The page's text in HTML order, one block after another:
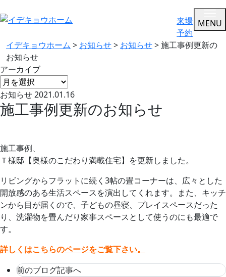
来場
予約
MENU
イデキョウホーム > お知らせ> お知らせ>施工事例更新の
お知らせ
アーカイブ
お知らせ2021.01.16
施工事例更新のお知らせ
施工事例、
Ｔ様邸【奥様のこだわり満載住宅】を更新しました。
リビングからフラットに続く3帖の畳コーナーは、広々とした
開放感のある生活スペースを演出してくれます。また、キッチ
ンから目が届くので、子どもの昼寝、プレイスペースだった
り、洗濯物を畳んだり家事スペースとして使うのにも最適で
す。
詳しくはこちらのページをご覧下さい。
前のブログ記事へ